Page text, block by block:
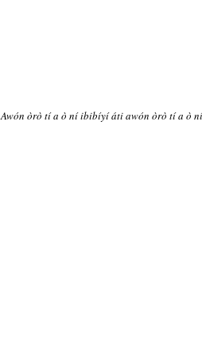
Awón òrò tí a ò ní ibibíyí áti awón òrò tí a ò